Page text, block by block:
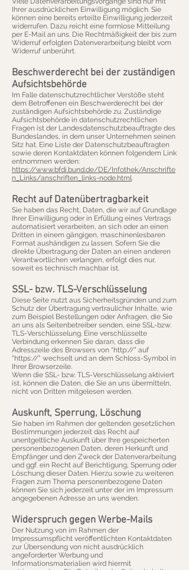
Ihrer ausdrücklichen Einwilligung möglich. Sie
können eine bereits erteilte Einwilligung jederzeit
widerrufen. Dazu reicht eine formlose Mitteilung
per E-Mail an uns. Die Rechtmäßigkeit der bis zum
Widerruf erfolgten Datenverarbeitung bleibt vom
Widerruf unberührt.
Beschwerderecht bei der zuständigen
Aufsichtsbehörde
Im Falle datenschutzrechtlicher Verstöße steht
dem Betroffenen ein Beschwerderecht bei der
zuständigen Aufsichtsbehörde zu. Zuständige
Aufsichtsbehörde in datenschutzrechtlichen
Fragen ist der Landesdatenschutzbeauftragte des
Bundeslandes, in dem unser Unternehmen seinen
Sitz hat. Eine Liste der Datenschutzbeauftragten
sowie deren Kontaktdaten können folgendem Link
entnommen werden:
https://www.bfdi.bund.de/DE/Infothek/Anschrifte
n_Links/anschriften_links-node.html.
Recht auf Datenübertragbarkeit
Sie haben das Recht, Daten, die wir auf Grundlage
Ihrer Einwilligung oder in Erfüllung eines Vertrags
automatisiert verarbeiten, an sich oder an einen
Dritten in einem gängigen, maschinenlesbaren
Format aushändigen zu lassen. Sofern Sie die
direkte Übertragung der Daten an einen anderen
Verantwortlichen verlangen, erfolgt dies nur,
soweit es technisch machbar ist.
SSL- bzw. TLS-Verschlüsselung
Diese Seite nutzt aus Sicherheitsgründen und zum
Schutz der Übertragung vertraulicher Inhalte, wie
zum Beispiel Bestellungen oder Anfragen, die Sie
an uns als Seitenbetreiber senden, eine SSL-bzw.
TLS-Verschlüsselung. Eine verschlüsselte
Verbindung erkennen Sie daran, dass die
Adresszeile des Browsers von “http://” auf
“https://” wechselt und an dem Schloss-Symbol in
Ihrer Browserzeile.
Wenn die SSL- bzw. TLS-Verschlüsselung aktiviert
ist, können die Daten, die Sie an uns übermitteln,
nicht von Dritten mitgelesen werden.
Auskunft, Sperrung, Löschung
Sie haben im Rahmen der geltenden gesetzlichen
Bestimmungen jederzeit das Recht auf
unentgeltliche Auskunft über Ihre gespeicherten
personenbezogenen Daten, deren Herkunft und
Empfänger und den Zweck der Datenverarbeitung
und ggf. ein Recht auf Berichtigung, Sperrung oder
Löschung dieser Daten. Hierzu sowie zu weiteren
Fragen zum Thema personenbezogene Daten
können Sie sich jederzeit unter der im Impressum
angegebenen Adresse an uns wenden.
Widerspruch gegen Werbe-Mails
Der Nutzung von im Rahmen der
Impressumspflicht veröffentlichten Kontaktdaten
zur Übersendung von nicht ausdrücklich
angeforderter Werbung und
Informationsmaterialien wird hiermit